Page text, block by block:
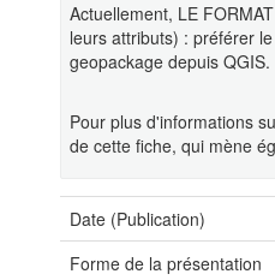
Actuellement, LE
leurs attributs) : préférer
geopackage depuis QGIS.
Pour plus d'informations
de cette fiche, qui mène
Date (Publication)
Forme de la présentation